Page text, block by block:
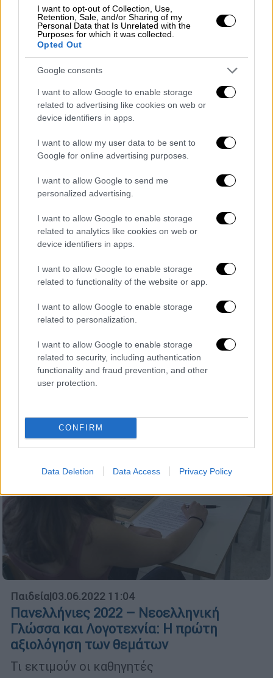
I want to opt-out of Collection, Use,
Retention, Sale, and/or Sharing of my
Personal Data that Is Unrelated with the
Purposes for which it was collected.
Opted Out
Google consents
I want to allow Google to enable storage
related to advertising like cookies on web or
device identifiers in apps.
I want to allow my user data to be sent to
Google for online advertising purposes.
I want to allow Google to send me
personalized advertising.
I want to allow Google to enable storage
related to analytics like cookies on web or
device identifiers in apps.
I want to allow Google to enable storage
related to functionality of the website or app.
I want to allow Google to enable storage
related to personalization.
I want to allow Google to enable storage
related to security, including authentication
functionality and fraud prevention, and other
user protection.
CONFIRM
Data Deletion Data Access Privacy Policy
Πανελλήνιες 2023: Με Νεοελληνική
Γλώσσα και Λογοτεχνία ξεκινούν αύριο
τις εξετάσεις τα ΓΕΛ
Αναλυτικός οδηγός για τις φετινές
εξετάσεις
Ελλάδα 09.05.2023 06:55
Πανελλήνιες 2023: Δείτε θέματα
προσομοίωσης για τη Νεοελληνική
Γλώσσα και Λογοτεχνία στα ΓΕΛ
Και τις απαντήσεις τους
Παιδεία|03.06.2022 11:04
Πανελλήνιες 2022 – Νεοελληνική
Γλώσσα και Λογοτεχνία: Η πρώτη
αξιολόγηση των θεμάτων
Τι εκτιμούν οι καθηγητές